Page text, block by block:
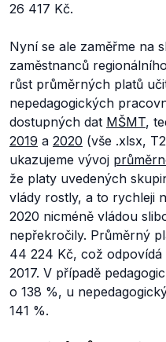
26 417 Kč.
Nyní se ale zaměřme na
zaměstnanců
růst průměrných platů
nepedagogických
dostupných dat MŠMT,
2019 a 2020 (vše .xlsx,
ukazujeme vývoj
že platy uvedených
vlády rostly, a to rychleji
2020 nicméně vládou
nepřekročily. Průměrný
44 224 Kč, což
2017. V případě
o 138 %, u
141 %.